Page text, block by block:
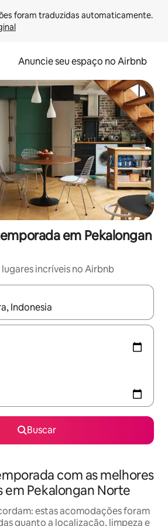
Anuncie seu espaço no Airbnb
em Pekalongan
incríveis no Airbnb
estiverem disponíveis, explore-os
Buscar
com as melhores
em Pekalongan Norte
estas acomodações foram
quanto a localização, limpeza e